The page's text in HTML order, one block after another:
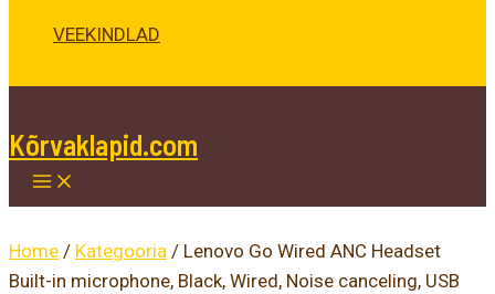
VEEKINDLAD
Kõrvaklapid.com
Home / Kategooria / Lenovo Go Wired ANC Headset
Built-in microphone, Black, Wired, Noise canceling, USB